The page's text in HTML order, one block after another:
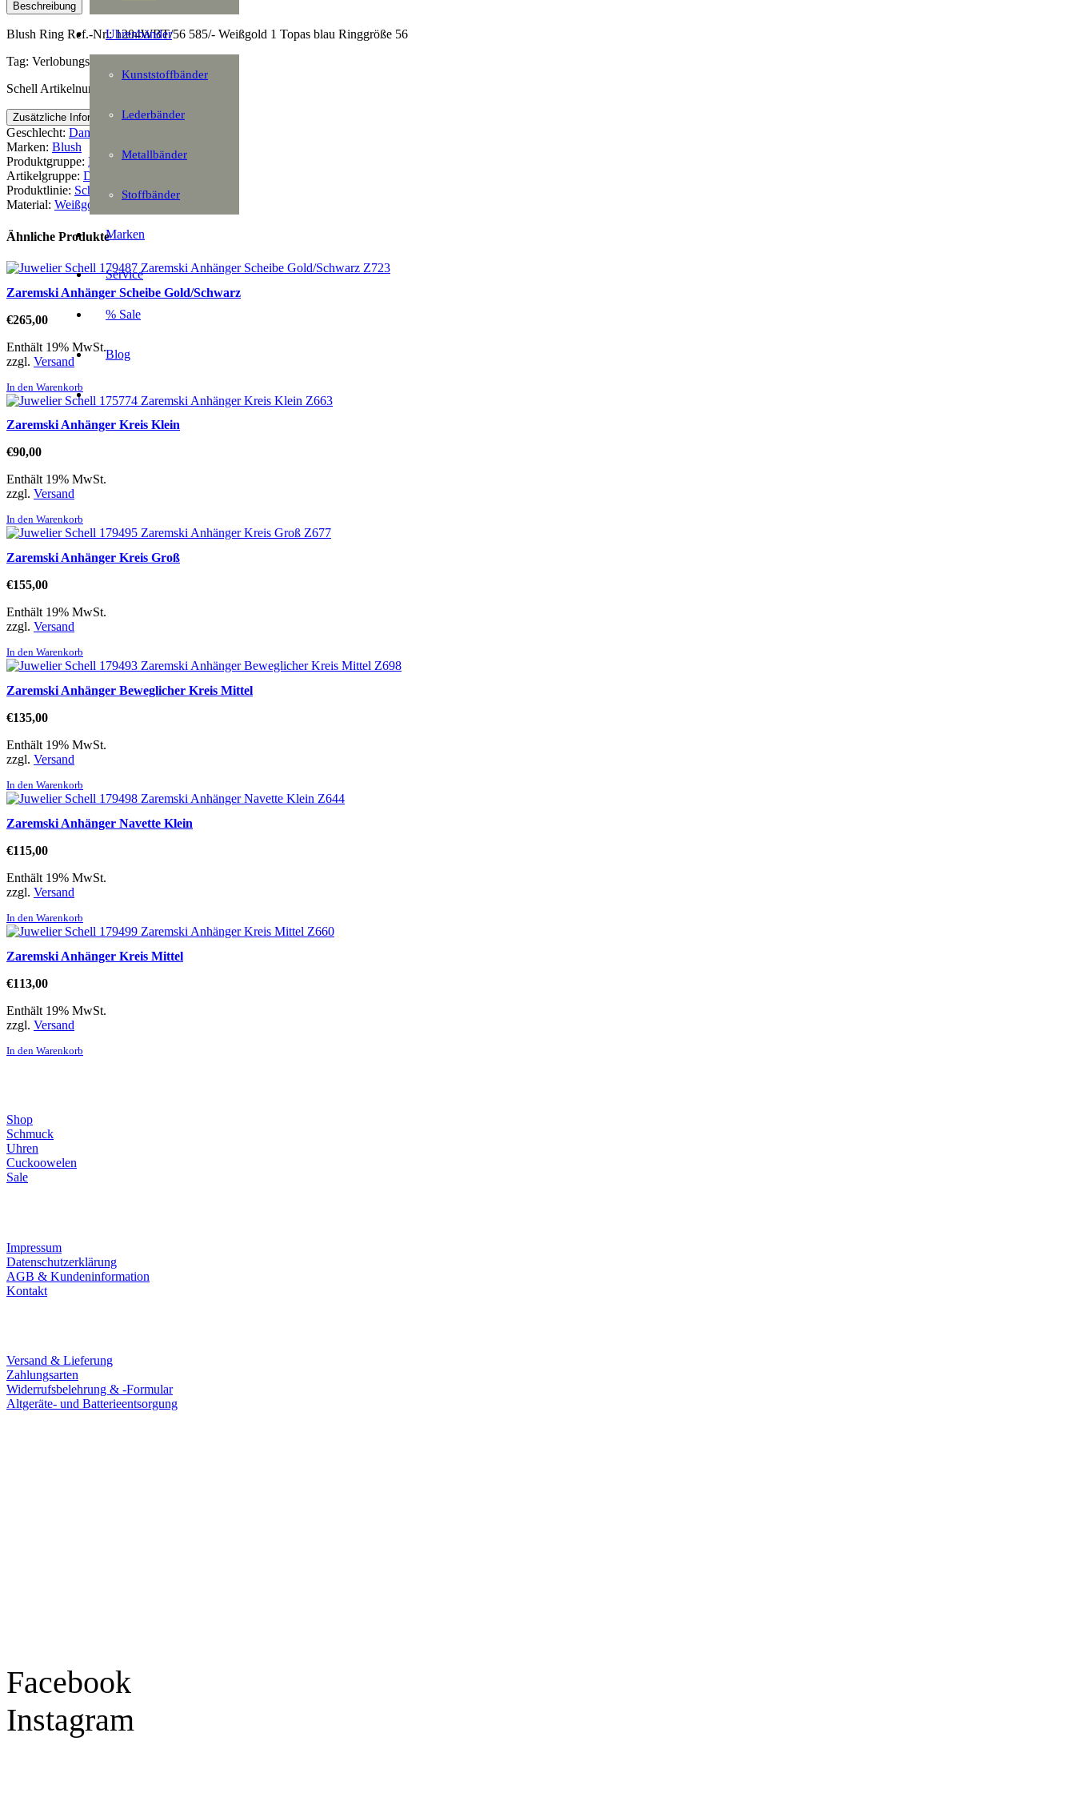
Uhrenbänder
Kunststoffbänder
Lederbänder
Metallbänder
Stoffbänder
Marken
Service
% Sale
Blog
Beschreibung
Blush Ring Ref.-Nr.: 1204WBT/56 585/- Weißgold 1 Topas blau Ringgröße 56
Tag: Verlobungsring
Schell Artikelnummer: 168994
Zusätzliche Information
Geschlecht: Damen
Marken: Blush
Produktgruppe: Handschmuck
Artikelgruppe: Damenring
Produktlinie: Schmuck
Material: Weißgold
Ähnliche Produkte
Zaremski Anhänger Scheibe Gold/Schwarz
€265,00
Enthält 19% MwSt.
zzgl. Versand
In den Warenkorb
Zaremski Anhänger Kreis Klein
€90,00
Enthält 19% MwSt.
zzgl. Versand
In den Warenkorb
Zaremski Anhänger Kreis Groß
€155,00
Enthält 19% MwSt.
zzgl. Versand
In den Warenkorb
Zaremski Anhänger Beweglicher Kreis Mittel
€135,00
Enthält 19% MwSt.
zzgl. Versand
In den Warenkorb
Zaremski Anhänger Navette Klein
€115,00
Enthält 19% MwSt.
zzgl. Versand
In den Warenkorb
Zaremski Anhänger Kreis Mittel
€113,00
Enthält 19% MwSt.
zzgl. Versand
In den Warenkorb
Shop
Schmuck
Uhren
Cuckoowelen
Sale
Impressum
Datenschutzerklärung
AGB & Kundeninformation
Kontakt
Versand & Lieferung
Zahlungsarten
Widerrufsbelehrung & -Formular
Altgeräte- und Batterieentsorgung
Facebook
Instagram